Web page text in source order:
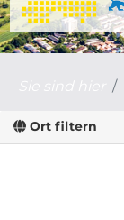
Ort filtern